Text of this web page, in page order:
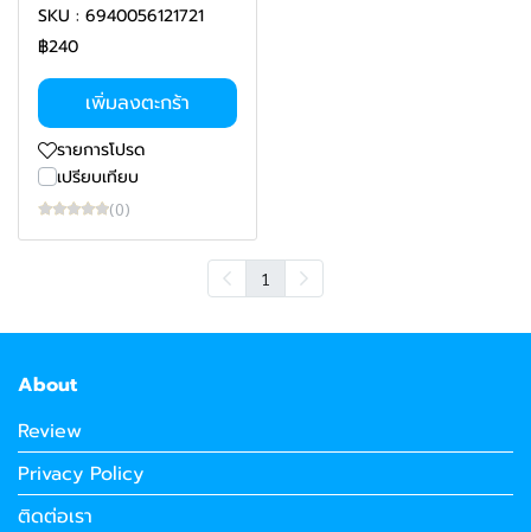
SKU : 6940056121721
฿240
เพิ่มลงตะกร้า
รายการโปรด
เปรียบเทียบ
(0)
1
About
Review
Privacy Policy
ติดต่อเรา